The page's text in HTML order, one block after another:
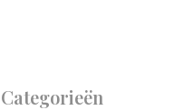
Categorieën